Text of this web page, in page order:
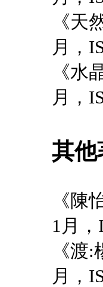
《天
月，
《水
月，
其他
《陳
1月，
《渡
月，